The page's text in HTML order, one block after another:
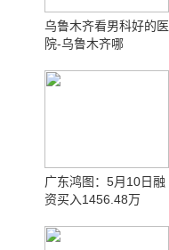
乌鲁木齐看男科好的医
院-乌鲁木齐哪
广东鸿图：5月10日融
资买入1456.48万